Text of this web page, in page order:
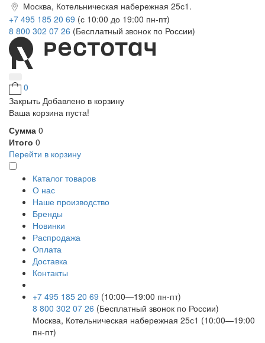
Москва, Котельническая набережная 25с1.
+7 495 185 20 69 (с 10:00 до 19:00 пн-пт)
8 800 302 07 26 (Бесплатный звонок по России)
0
Закрыть Добавлено в корзину
Ваша корзина пуста!
Сумма 0
Итого 0
Перейти в корзину
Каталог товаров
О нас
Наше производство
Бренды
Новинки
Распродажа
Оплата
Доставка
Контакты
+7 495 185 20 69 (10:00—19:00 пн-пт)
8 800 302 07 26 (Бесплатный звонок по России)
Москва, Котельническая набережная 25с1 (10:00—19:00
пн-пт)